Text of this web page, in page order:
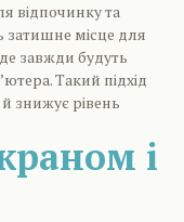
відпочинку та
затишне місце для
завжди будуть
Такий підхід
знижує рівень
і